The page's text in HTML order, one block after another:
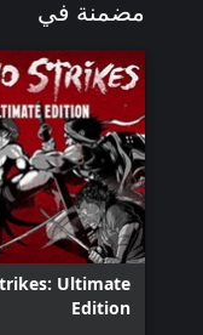
مضمنة في
Ultimate
Edition